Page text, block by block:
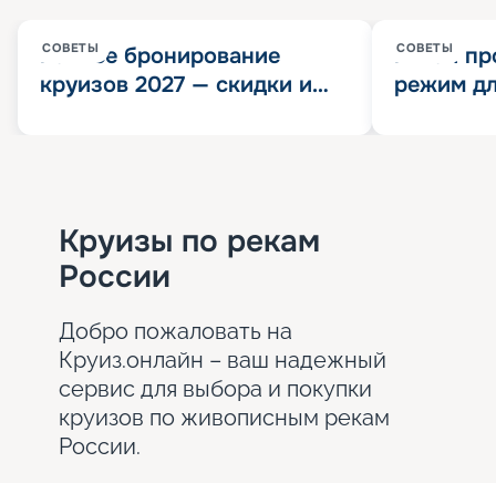
СОВЕТЫ
Раннее бронирование
круизов 2027 — скидки и
СОВЕТЫ
Китай
режим
Круизы по рекам
России
Добро пожаловать на
Круиз.онлайн – ваш надежный
сервис для выбора и покупки
круизов по живописным рекам
России.